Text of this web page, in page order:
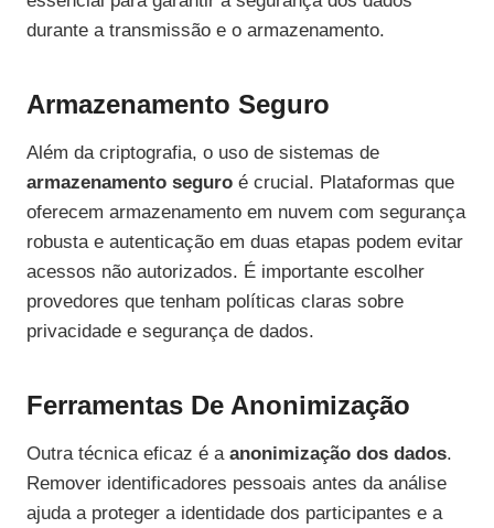
durante a transmissão e o armazenamento.
Armazenamento Seguro
Além da criptografia, o uso de sistemas de
armazenamento seguro é crucial. Plataformas que
oferecem armazenamento em nuvem com segurança
robusta e autenticação em duas etapas podem evitar
acessos não autorizados. É importante escolher
provedores que tenham políticas claras sobre
privacidade e segurança de dados.
Ferramentas De Anonimização
Outra técnica eficaz é a anonimização dos dados.
Remover identificadores pessoais antes da análise
ajuda a proteger a identidade dos participantes e a